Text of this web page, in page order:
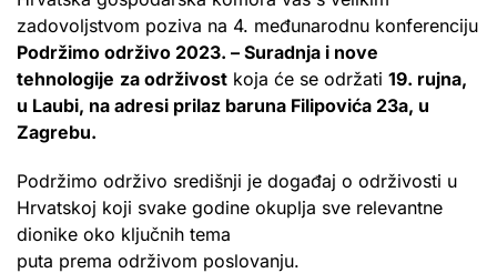
zadovoljstvom poziva na 4. međunarodnu konferenciju
Podržimo održivo 2023. – Suradnja i nove
tehnologije za održivost koja će se održati 19. rujna,
u Laubi, na adresi prilaz baruna Filipovića 23a, u
Zagrebu.
Podržimo održivo središnji je događaj o održivosti u
Hrvatskoj koji svake godine okuplja sve relevantne
dionike oko ključnih tema
puta prema održivom poslovanju.